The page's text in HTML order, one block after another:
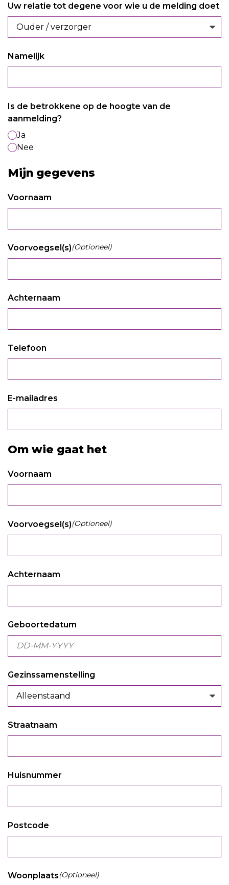
Uw relatie tot degene voor wie u de melding doet
Namelijk
Is de betrokkene op de hoogte van de
aanmelding?
Ja
Nee
Mijn gegevens
Voornaam
Voorvoegsel(s)(Optioneel)
Achternaam
Telefoon
E-mailadres
Om wie gaat het
Voornaam
Voorvoegsel(s)(Optioneel)
Achternaam
Geboortedatum
Gezinssamenstelling
Straatnaam
Huisnummer
Postcode
Woonplaats(Optioneel)